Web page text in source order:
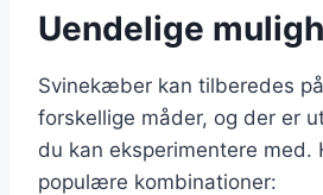
Uendelige
Svinekæber kan tilberedes
forskellige måder, og der er
du kan eksperimentere med.
populære kombinationer: